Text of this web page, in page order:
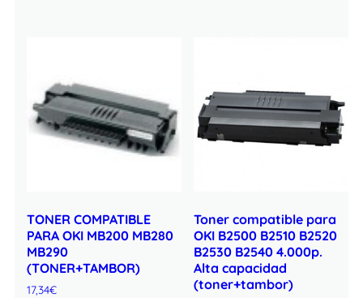
TONER COMPATIBLE
PARA OKI MB200 MB280
MB290
(TONER+TAMBOR)
17,34€
Toner compatible para
OKI B2500 B2510 B2520
B2530 B2540 4.000p.
Alta capacidad
(toner+tambor)